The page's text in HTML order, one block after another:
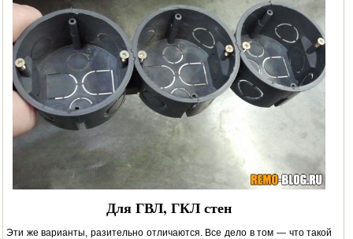
Для ГВЛ, ГКЛ стен
Эти же варианты, разительно отличаются. Все дело в том — что такой